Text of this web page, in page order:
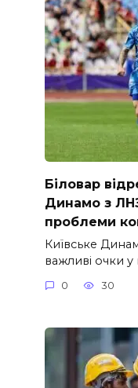
Біловар
Динамо з
проблеми
Київське
важливі очки у
0 30